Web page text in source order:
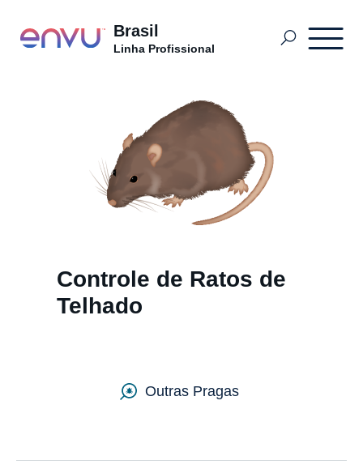
Brasil
Linha Profissional
Sitemap
Blog do Controlador de Pragas
Controle de Ratos de
Telhado
Outras Pragas